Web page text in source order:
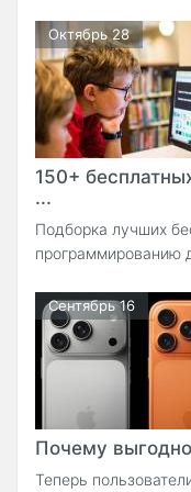
Октябрь 28
150+
...
Подборка лучших
программированию
Сентябрь 16
Почему
Теперь